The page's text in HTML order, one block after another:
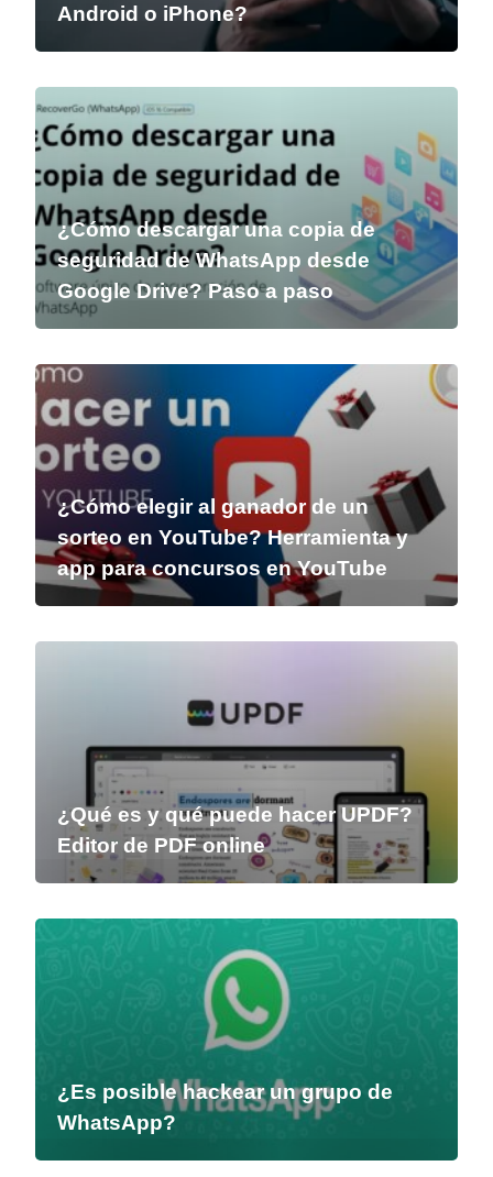
Android o iPhone?
¿Cómo descargar una copia de
seguridad de WhatsApp desde
Google Drive? Paso a paso
¿Cómo elegir al ganador de un
sorteo en YouTube? Herramienta y
app para concursos en YouTube
¿Qué es y qué puede hacer UPDF?
Editor de PDF online
¿Es posible hackear un grupo de
WhatsApp?